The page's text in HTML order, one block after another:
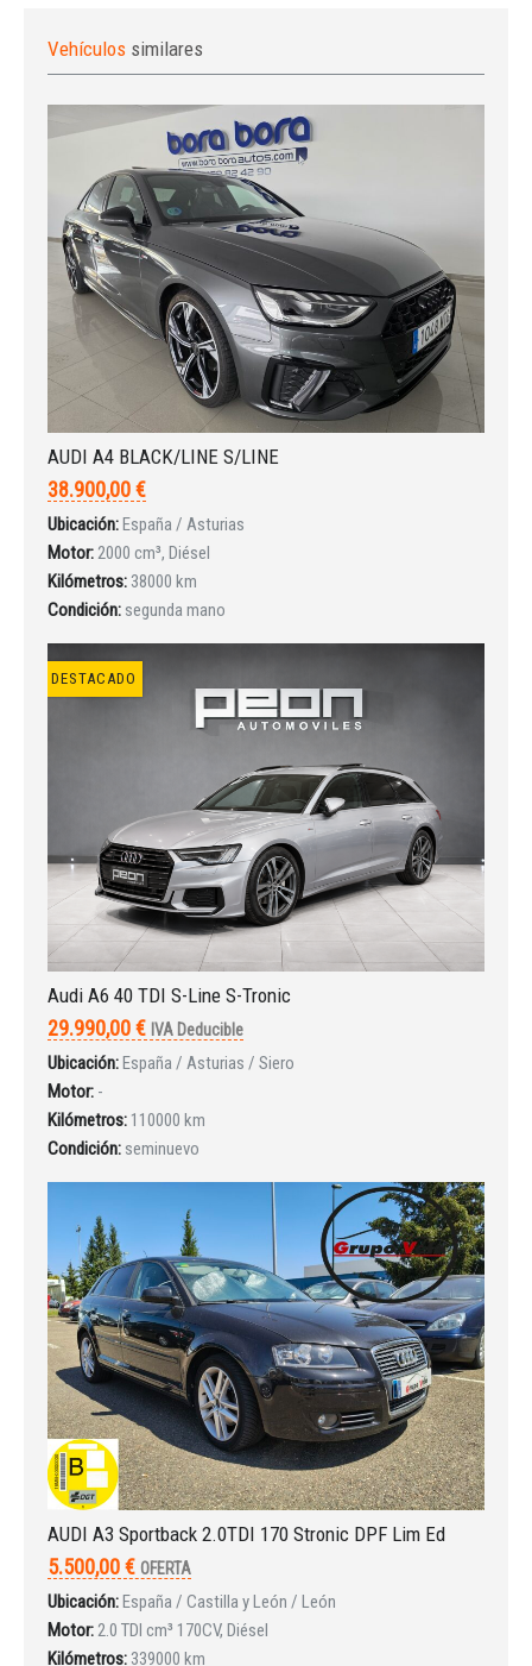
Iniciar sesión
¿Ha olvidado la contraseña?
Vehículos similares
AUDI A4 BLACK/LINE S/LINE
38.900,00 €
Ubicación:España / Asturias
Motor:2000 cm³, Diésel
Kilómetros: 38000 km
Condición: segunda mano
DESTACADO
Audi A6 40 TDI S-Line S-Tronic
29.990,00 € IVA Deducible
Ubicación:España / Asturias / Siero
Motor: -
Kilómetros: 110000 km
Condición: seminuevo
AUDI A3 Sportback 2.0TDI 170 Stronic DPF Lim Ed
5.500,00 € OFERTA
Ubicación:España / Castilla y León / León
Motor:2.0 TDI cm³ 170CV, Diésel
Kilómetros: 339000 km